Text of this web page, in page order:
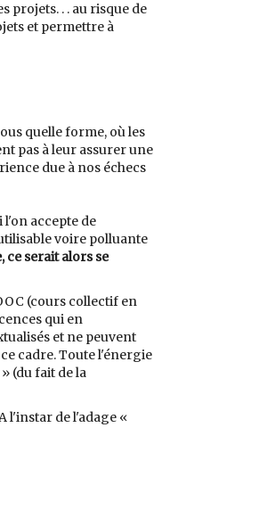
projets. . . au risque de
et permettre à
quelle forme, où les
pas à leur assurer une
due à nos échecs
accepte de
voire polluante
serait alors se
(cours collectif en
qui en
et ne peuvent
cadre. Toute l'énergie
(du fait de la
l'instar de l'adage «